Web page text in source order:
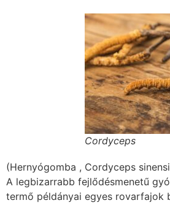
Cordyceps
(Hernyógomba , Cordyceps
A legbizarrabb fejlődésmenetű
termő példányai egyes rovarfajok